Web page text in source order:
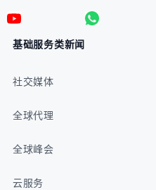
基础服务类新闻
社交媒体
全球代理
全球峰会
云服务